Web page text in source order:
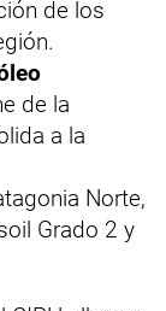
de los
de la
a la
Norte,
Grado 2 y